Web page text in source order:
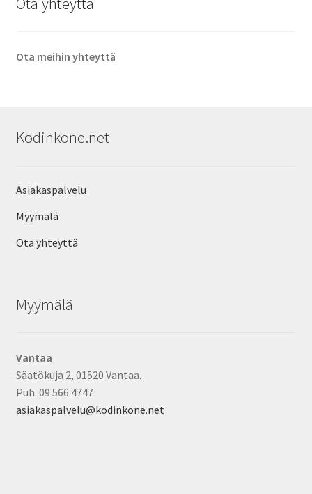
Ota meihin yhteyttä
Kodinkone.net
Asiakaspalvelu
Myymälä
Ota yhteyttä
Myymälä
Vantaa
Säätökuja 2, 01520 Vantaa.
Puh. 09 566 4747
asiakaspalvelu@kodinkone.net